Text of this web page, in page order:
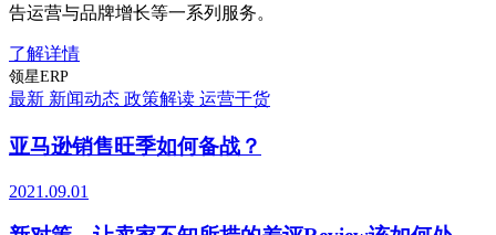
告运营与品牌增长等一系列服务。
了解详情
领星ERP
最新 新闻动态 政策解读 运营干货
亚马逊销售旺季如何备战？
2021.09.01